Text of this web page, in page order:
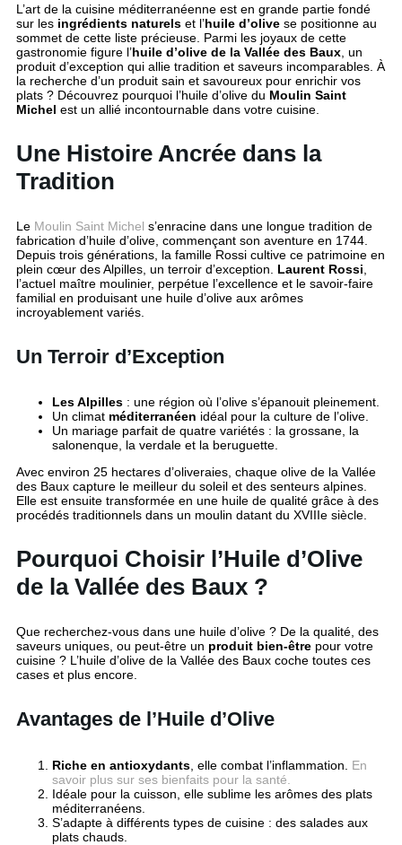
L’art de la cuisine méditerranéenne est en grande partie fondé
sur les ingrédients naturels et l’huile d’olive se positionne au
sommet de cette liste précieuse. Parmi les joyaux de cette
gastronomie figure l’huile d’olive de la Vallée des Baux , un
produit d’exception qui allie tradition et saveurs incomparables. À
la recherche d’un produit sain et savoureux pour enrichir vos
plats ? Découvrez pourquoi l’huile d’olive du Moulin Saint
Michel est un allié incontournable dans votre cuisine.
Une Histoire Ancrée dans la
Tradition
Le Moulin Saint Michel s’enracine dans une longue tradition de
fabrication d’huile d’olive, commençant son aventure en 1744.
Depuis trois générations, la famille Rossi cultive ce patrimoine en
plein cœur des Alpilles, un terroir d’exception. Laurent Rossi
l’actuel maître moulinier, perpétue l’excellence et le savoir-faire
familial en produisant une huile d’olive aux arômes
incroyablement variés.
Un Terroir d’Exception
Les Alpilles : une région où l’olive s’épanouit pleinement.
Un climat méditerranéen idéal pour la culture de l’olive.
Un mariage parfait de quatre variétés : la grossane, la
salonenque, la verdale et la beruguette.
Avec environ 25 hectares d’oliveraies, chaque olive de la Vallée
des Baux capture le meilleur du soleil et des senteurs alpines.
Elle est ensuite transformée en une huile de qualité grâce à des
procédés traditionnels dans un moulin datant du XVIIIe siècle.
Pourquoi Choisir l’Huile d’Olive
de la Vallée des Baux ?
Que recherchez-vous dans une huile d’olive ? De la qualité, des
saveurs uniques, ou peut-être un produit bien-être pour votre
cuisine ? L’huile d’olive de la Vallée des Baux coche toutes ces
cases et plus encore.
Avantages de l’Huile d’Olive
Riche en antioxydants , elle combat l’inflammation. En
savoir plus sur ses bienfaits pour la santé.
Idéale pour la cuisson, elle sublime les arômes des plats
méditerranéens.
S’adapte à différents types de cuisine : des salades aux
plats chauds.